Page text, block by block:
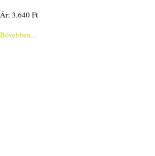
Ár: 3.640 Ft
Bővebben...